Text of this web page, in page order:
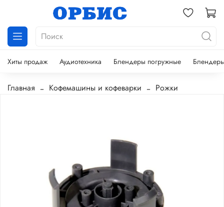
Хиты продаж Аудиотехника Блендеры погружные
Главная Кофемашины и кофеварки Рожки